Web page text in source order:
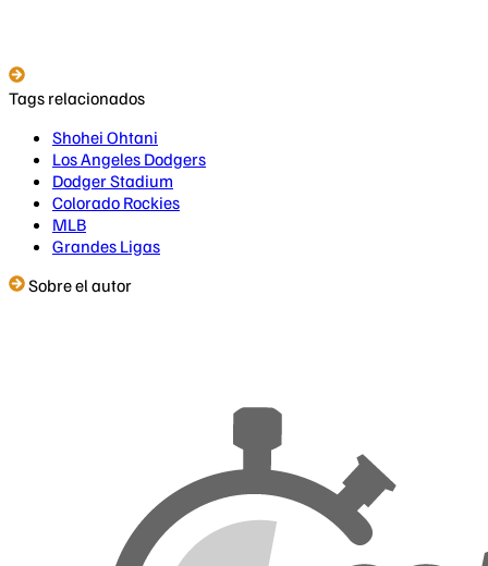
Tags relacionados
Shohei Ohtani
Los Angeles Dodgers
Dodger Stadium
Colorado Rockies
MLB
Grandes Ligas
Sobre el autor